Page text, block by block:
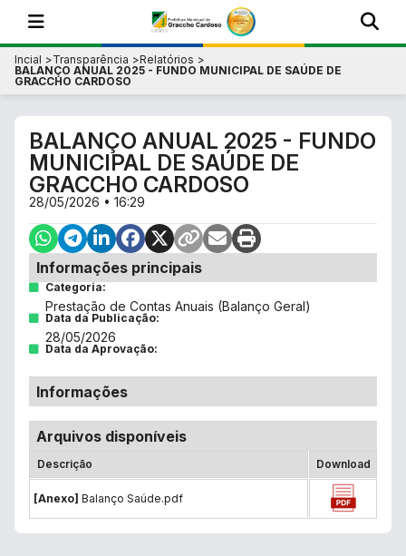
Incial Transparência
Relatórios
BALANÇO ANUAL 2025 - FUNDO MUNICIPAL DE SAÚDE DE
GRACCHO CARDOSO
BALANÇO ANUAL 2025 - FUNDO
MUNICIPAL DE SAÚDE DE
GRACCHO CARDOSO
28/05/2026 • 16:29
Informações principais
Categoria:
Prestação de Contas Anuais (Balanço Geral)
Data da Publicação:
28/05/2026
Data da Aprovação:
Informações
Arquivos disponíveis
Descrição Download
[Anexo] Balanço Saúde.pdf